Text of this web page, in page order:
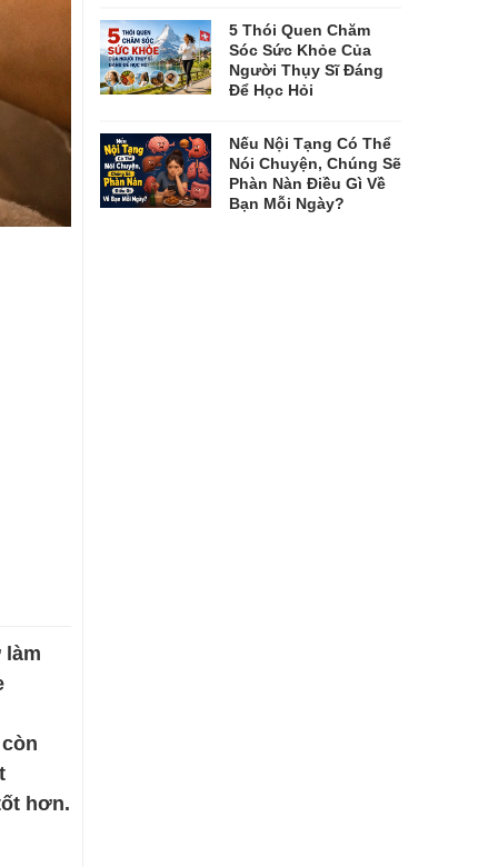
làm
hơn.
5 Thói Quen Chăm
Sóc Sức Khỏe Của
Người Thụy Sĩ Đáng
Để Học Hỏi
Nếu Nội Tạng Có Thể
Nói Chuyện, Chúng Sẽ
Phàn Nàn Điều Gì Về
Bạn Mỗi Ngày?